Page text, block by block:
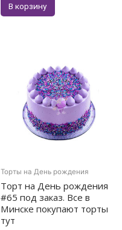
В корзину
Торты на День рождения
Торт на День рождения
#65 под заказ. Все в
Минске покупают торты
тут